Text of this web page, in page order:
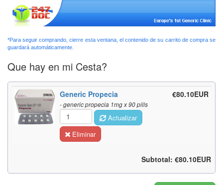
*Para seguir comprando, cierre esta ventana, el contenido de su carrito de compra se
guardará automáticamente.
Que hay en mi Cesta?
Generic Propecia
- generic propecia 1mg x 90 pills
Actualizar
Eliminar
€80.10EUR
Subtotal: €80.10EUR